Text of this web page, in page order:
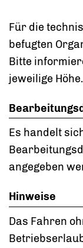
Für die
befugten
Bitte
jeweilige Höhe.
Es handelt
angegeben
Hinweise
Das Fahren